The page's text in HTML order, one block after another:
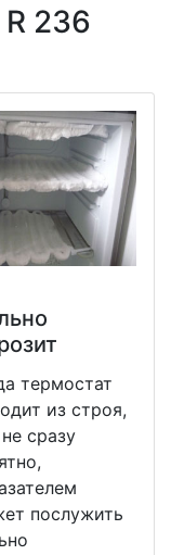
236
термостат
из строя,
сразу
послужить